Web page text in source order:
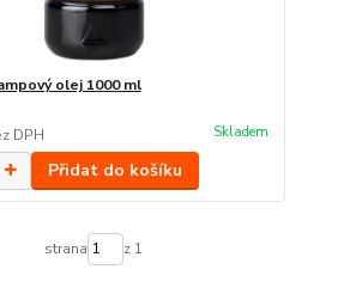
olej 1000 ml
DPH Skladem
Přidat do košíku
strana z 1